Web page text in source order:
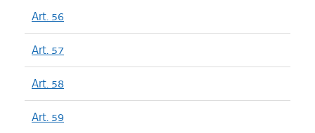
Art. 56
Art. 57
Art. 58
Art. 59